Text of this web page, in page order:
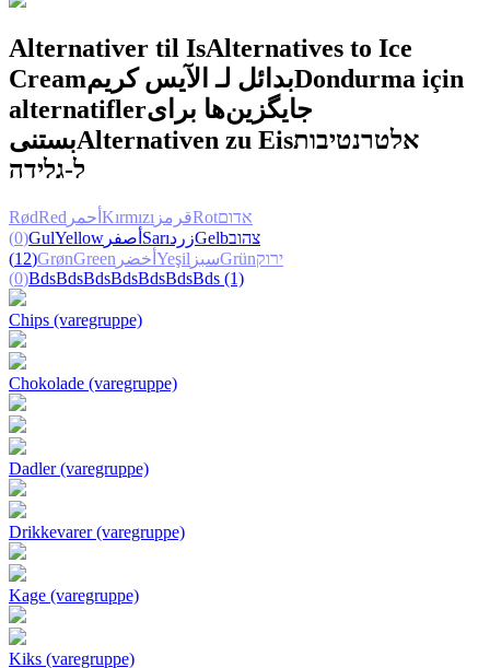
Alternativer til IsAlternatives to Ice
Creamبدائل لـ الآيس كريمDondurma için
alternatiflerجایگزین‌ها برای
بستنیAlternativen zu Eisאלטרנטיבות
ל-גלידה
RødRed أحمر Kırmızı قرمزRotאדום
(0)GulYellow أصفر SarıزردGelbצהוב
(12)GrønGreen أخضر Yeşil سبزGrünירוק
(0)BdsBdsBdsBdsBdsBdsBds (1)
Chips (varegruppe)
Chokolade (varegruppe)
Dadler (varegruppe)
Drikkevarer (varegruppe)
Kage (varegruppe)
Kiks (varegruppe)